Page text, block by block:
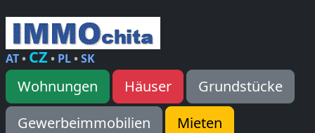
AT• CZ • PL•SK
Wohnungen Häuser
Grundstücke
Gewerbeimmobilien
Mieten